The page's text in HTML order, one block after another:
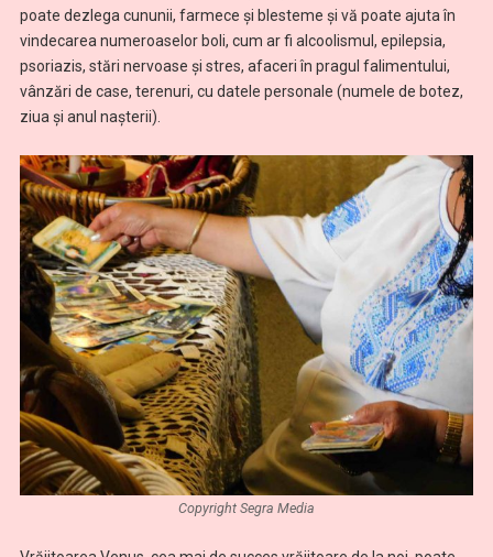
poate dezlega cununii, farmece şi blesteme şi vă poate ajuta în
vindecarea numeroaselor boli, cum ar fi alcoolismul, epilepsia,
psoriazis, stări nervoase şi stres, afaceri în pragul falimentului,
vânzări de case, terenuri, cu datele personale (numele de botez,
ziua şi anul naşterii).
Copyright Segra Media